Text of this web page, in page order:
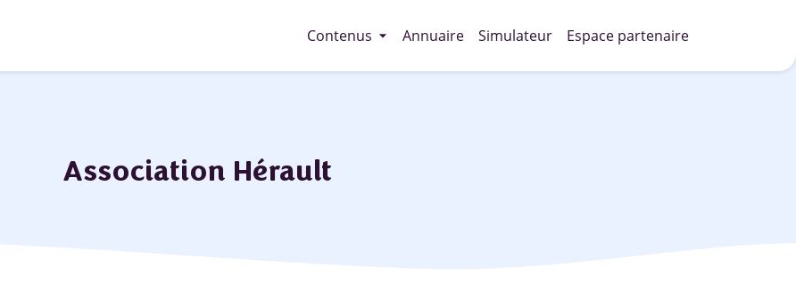
Contenus arrow_drop_down Annuaire Simulateur Espace partenaire
Association Hérault